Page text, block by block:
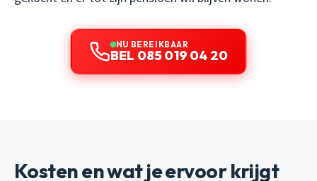
NU BEREIKBAAR
BEL 085 019 04 20
Kosten en wat je ervoor krijgt